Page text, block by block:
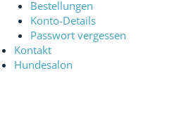
Bestellungen
Konto-Details
Passwort vergessen
Kontakt
Hundesalon